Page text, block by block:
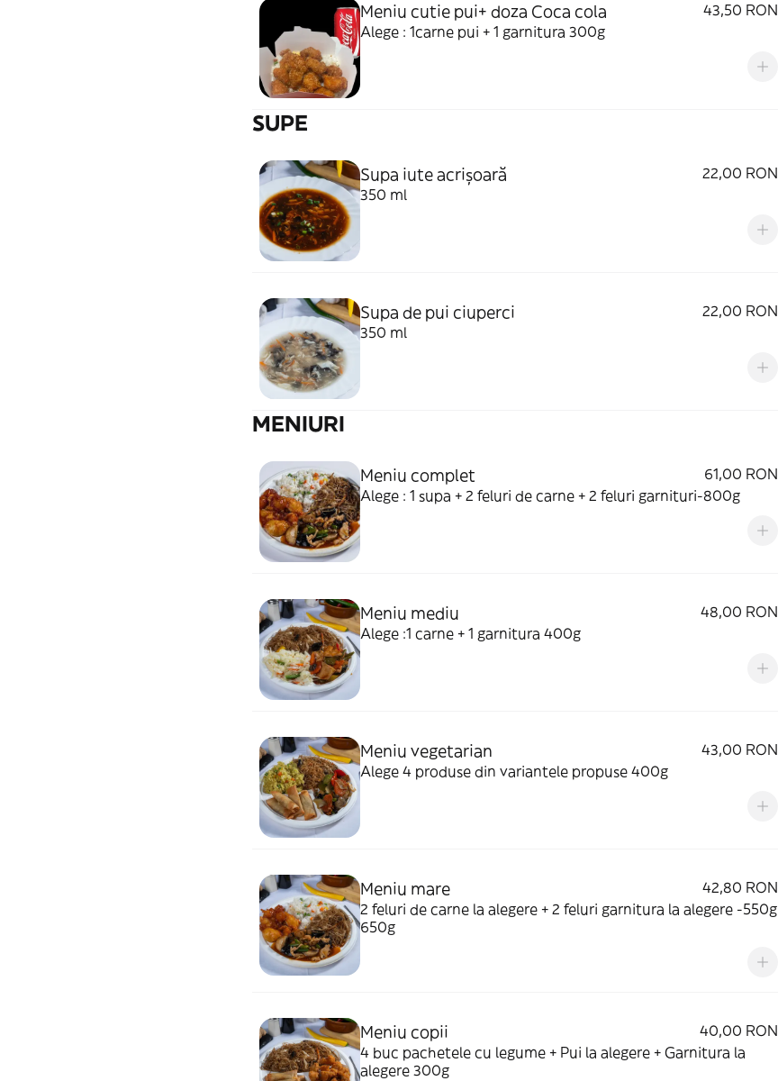
Meniu cutie pui+ doza Coca cola
43,50 RON
Alege : 1carne pui + 1 garnitura 300g
SUPE
Supa iute acrișoară
22,00 RON
350 ml
Supa de pui ciuperci
22,00 RON
350 ml
MENIURI
Meniu complet
61,00 RON
Alege : 1 supa + 2 feluri de carne + 2 feluri garnituri-800g
Meniu mediu
48,00 RON
Alege :1 carne + 1 garnitura 400g
Meniu vegetarian
43,00 RON
Alege 4 produse din variantele propuse 400g
Meniu mare
42,80 RON
2 feluri de carne la alegere + 2 feluri garnitura la alegere -550g
650g
Meniu copii
40,00 RON
4 buc pachetele cu legume + Pui la alegere + Garnitura la
alegere 300g